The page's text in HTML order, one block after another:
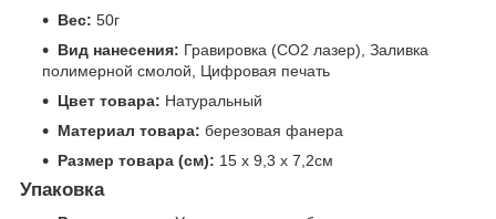
Вес: 50г
Вид нанесения: Гравировка (CO2 лазер), Заливка
полимерной смолой, Цифровая печать
Цвет товара: Натуральный
Материал товара: березовая фанера
Размер товара (см): 15 х 9,3 х 7,2см
Упаковка